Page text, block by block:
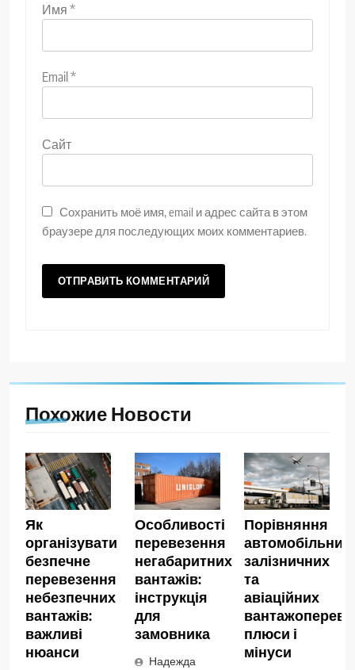
Имя *
Email*
Сайт
Сохранить моё имя, email и адрес сайта в этом
браузере для последующих моих комментариев.
Похожие Новости
Як
організувати
безпечне
перевезення
небезпечних
вантажів:
важливі
нюанси
Особливості
перевезення
негабаритних
вантажів:
інструкція
для
замовника
Надежда
Порівняння
автомобільних,
залізничних
та
авіаційних
плюси і
мінуси